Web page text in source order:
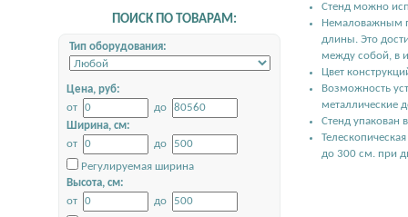
ПОИСК ПО ТОВАРАМ:
Тип оборудования:
Цена, руб:
от
до
Ширина, см:
от
до
Регулируемая ширина
Высота, см:
от
до
Стенд можно
Немаловажным
длины. Это
между собой, в
Цвет
Возможность
металлические
Стенд упакован
до 300 см. при